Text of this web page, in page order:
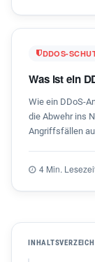
DDOS-
Was ist ein
Wie ein DDoS-
die Abwehr ins
Angriffsfällen
4 Min.